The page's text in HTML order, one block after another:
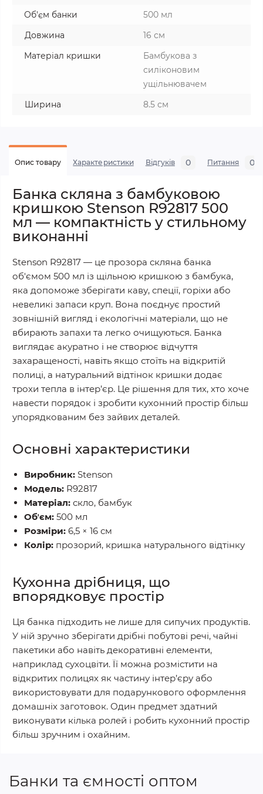
Об'єм банки
500 мл
Довжина
16 см
Матеріал кришки
Бамбукова з
силіконовим
ущільнювачем
Ширина
8.5 см
Опис товару Характеристики Відгуків 0 Питання 0
Банка скляна з бамбуковою
кришкою Stenson R92817 500
мл — компактність у стильному
виконанні
Stenson R92817 — це прозора скляна банка
об'ємом 500 мл із щільною кришкою з бамбука,
яка допоможе зберігати каву, спеції, горіхи або
невеликі запаси круп. Вона поєднує простий
зовнішній вигляд і екологічні матеріали, що не
вбирають запахи та легко очищуються. Банка
виглядає акуратно і не створює відчуття
захаращеності, навіть якщо стоїть на відкритій
полиці, а натуральний відтінок кришки додає
трохи тепла в інтер’єр. Це рішення для тих, хто хоче
навести порядок і зробити кухонний простір більш
упорядкованим без зайвих деталей.
Основні характеристики
Виробник: Stenson
Модель: R92817
Матеріал: скло, бамбук
Обʼєм: 500 мл
Розміри: 6,5 × 16 см
Колір: прозорий, кришка натурального відтінку
Кухонна дрібниця, що
впорядковує простір
Ця банка підходить не лише для сипучих продуктів.
У ній зручно зберігати дрібні побутові речі, чайні
пакетики або навіть декоративні елементи,
наприклад сухоцвіти. Її можна розмістити на
відкритих полицях як частину інтер’єру або
використовувати для подарункового оформлення
домашніх заготовок. Один предмет здатний
виконувати кілька ролей і робить кухонний простір
більш зручним і охайним.
Банки та ємності оптом